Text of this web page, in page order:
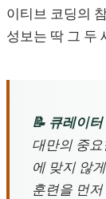
이티브 코딩의
성보는 딱 그 두
📝 큐레이
대만의 중
에 맞지 않
훈련을 먼